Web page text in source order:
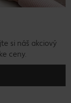
si náš akciový
ceny.